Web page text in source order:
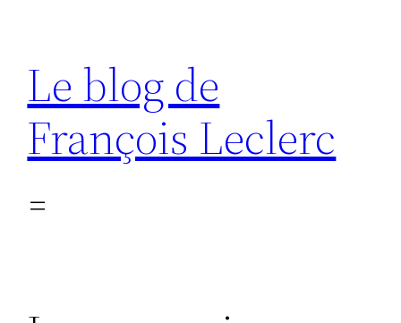
contenu
Le blog de
François Leclerc